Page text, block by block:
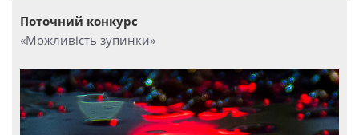
Поточний конкурс
«Можливість зупинки»